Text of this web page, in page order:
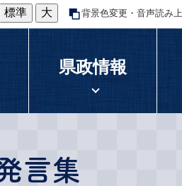
標準 大 背景色変更・音声読み
県政情報